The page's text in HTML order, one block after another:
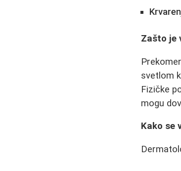
Zašto je
svetlom
Fizičke
mogu
Kako se